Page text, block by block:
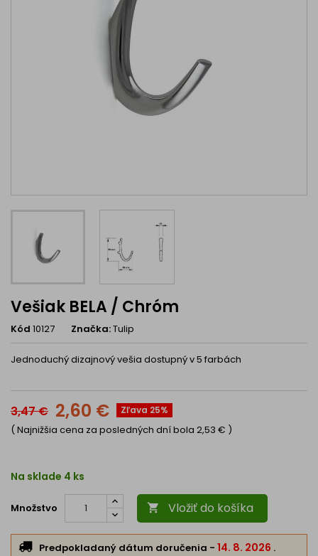
Vešiak BELA / Chróm
Kód 10127 Značka:Tulip
Jednoduchý dizajnový vešia dostupný v 5 farbách
3,47 € 2,60 € Zľava 25%
( Najnižšia cena za posledných dní bola 2,53 € )
Na sklade 4 ks
Množstvo  Vložiť do košíka
Predpokladaný dátum doručenia - 14. 8. 2026 .